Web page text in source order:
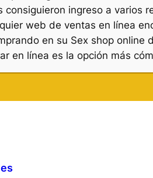
ingreso a varios
web de ventas en línea
en su Sex shop
en línea es la opción más